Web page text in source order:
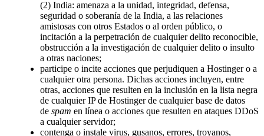
(2) India: amenaza a la unidad, integridad, defensa,
seguridad o soberanía de la India, a las relaciones
amistosas con otros Estados o al orden público, o
incitación a la perpetración de cualquier delito reconocible,
obstrucción a la investigación de cualquier delito o insulto
a otras naciones;
participe o incite acciones que perjudiquen a Hostinger o a
cualquier otra persona. Dichas acciones incluyen, entre
otras, acciones que resulten en la inclusión en la lista negra
de cualquier IP de Hostinger de cualquier base de datos
de spam en línea o acciones que resulten en ataques DDoS
a cualquier servidor;
contenga o instale virus, gusanos, errores, troyanos,